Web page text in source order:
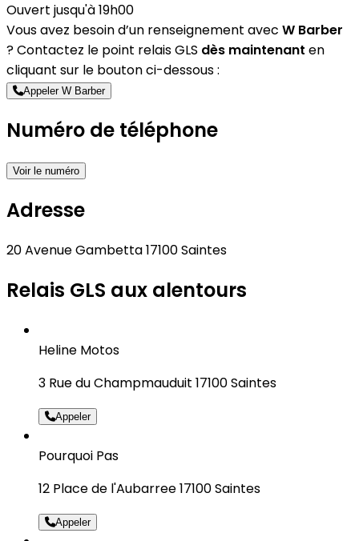
Ouvert jusqu'à 19h00
Vous avez besoin d’un renseignement avec W Barber
? Contactez le point relais GLS dès maintenant en
cliquant sur le bouton ci-dessous :
Appeler W Barber
Numéro de téléphone
Voir le numéro
Adresse
20 Avenue Gambetta 17100 Saintes
Relais GLS aux alentours
Heline Motos
3 Rue du Champmauduit 17100 Saintes
Appeler
Pourquoi Pas
12 Place de l'Aubarree 17100 Saintes
Appeler